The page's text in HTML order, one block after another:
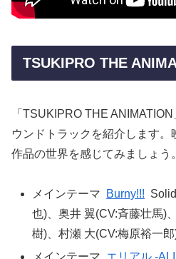
TSUKIPRO THE
「TSUKIPRO THE
ウンドトラックを紹介します。
作品の世界を感じてみましょう。
メインテーマ Burny!!!
也)、奥井 翼(CV:斉藤壮馬)
樹)、村瀬 大(CV:梅原裕一
メインテーマ エリアル -